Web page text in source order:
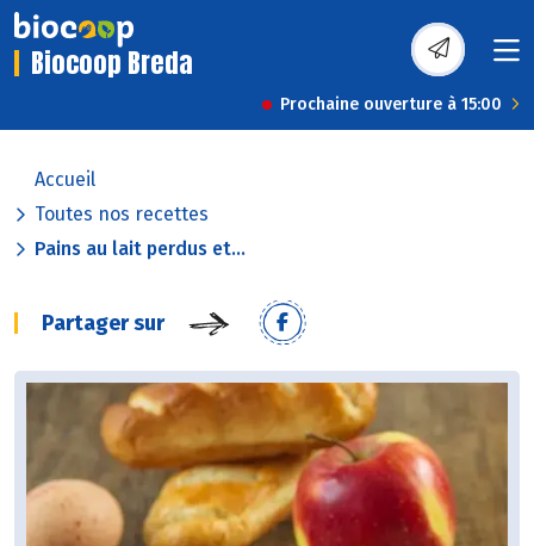
Biocoop Breda
Prochaine ouverture à 15:00
Accueil
Toutes nos recettes
Pains au lait perdus et...
Partager sur